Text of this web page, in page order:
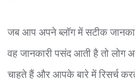
जब आप अपने ब्लॉग में सटीक
वह जानकारी पसंद आती है तो लोग
चाहते हैं और आपके बारे में रिसर्च